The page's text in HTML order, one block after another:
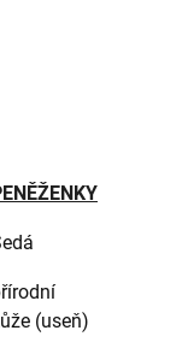
(useň)